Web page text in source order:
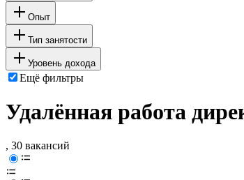
Опыт
Тип занятости
Уровень дохода
Ещё фильтры
Удалённая работа
, 30 вакансий